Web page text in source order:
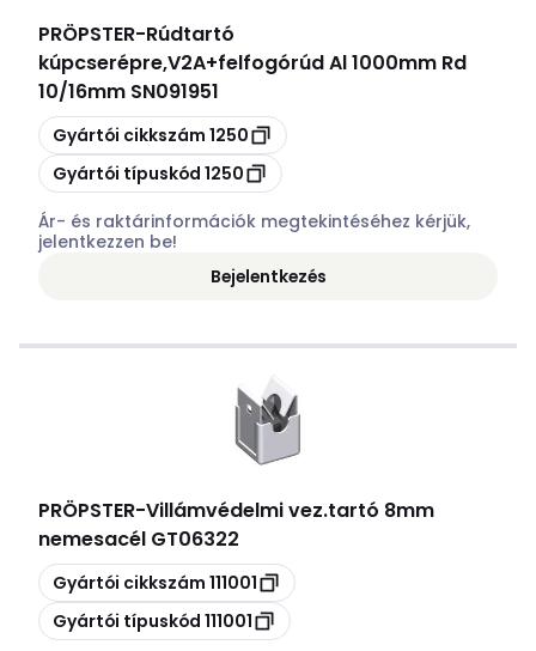
PRÖPSTER-Rúdtartó
kúpcserépre,V2A+felfogórúd Al 1000mm Rd
10/16mm SN091951
Másolás
Gyártói cikkszám 1250
Másolás
Gyártói típuskód 1250
Ár- és raktárinformációk megtekintéséhez kérjük,
jelentkezzen be!
Bejelentkezés
PRÖPSTER-Villámvédelmi vez.tartó 8mm
nemesacél GT06322
Másolás
Gyártói cikkszám 111001
Másolás
Gyártói típuskód 111001